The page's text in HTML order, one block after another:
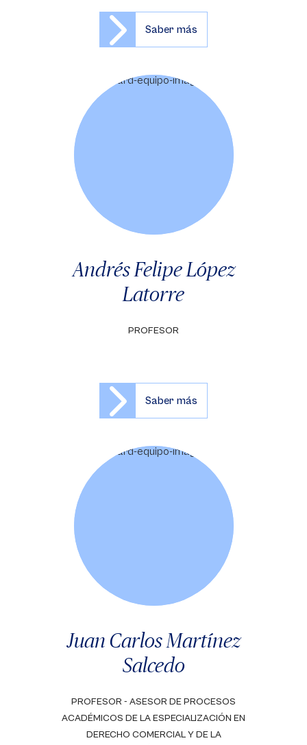
Saber más
Andrés Felipe López
Latorre
PROFESOR
Saber más
Juan Carlos Martínez
Salcedo
PROFESOR - ASESOR DE PROCESOS
ACADÉMICOS DE LA ESPECIALIZACIÓN EN
DERECHO COMERCIAL Y DE LA